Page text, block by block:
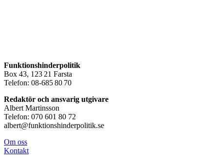
Funktionshinderpolitik
Box 43, 123 21 Farsta
Telefon: 08-685 80 70
Redaktör och ansvarig utgivare
Albert Martinsson
Telefon: 070 601 80 72
albert@funktionshinderpolitik.se
Om oss
Kontakt